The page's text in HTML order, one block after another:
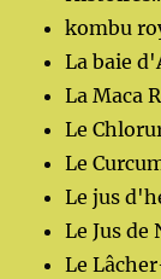
kombu
La baie
La Maca
Le
Le
Le jus
Le Jus de
Le